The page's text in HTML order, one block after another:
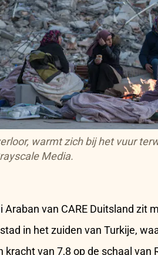
warmt zich bij het vuur
Media.
van CARE Duitsland zit
in het zuiden van Turkije,
van 7,8 op de schaal van